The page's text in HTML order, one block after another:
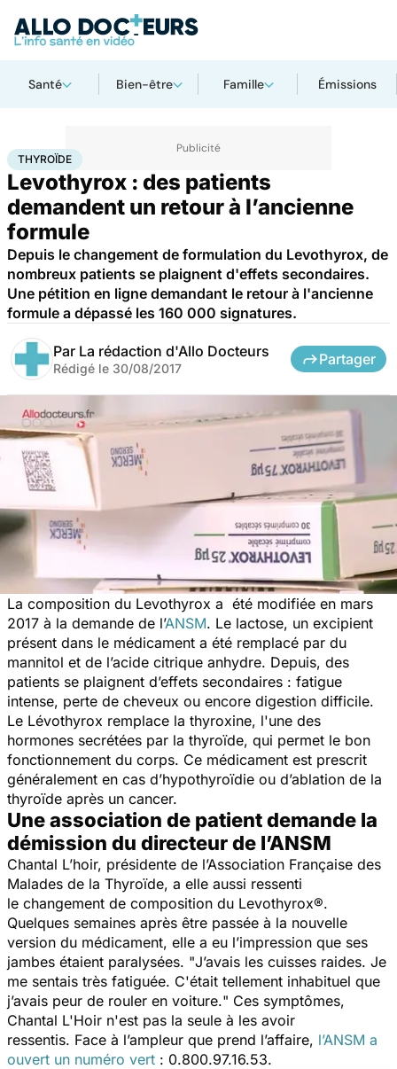
Santé Bien-être Famille Émissions
AccueilSantéMédicaments Thyroïde
THYROÏDE
Levothyrox : des patients
demandent un retour à l’ancienne
formule
Depuis le changement de formulation du Levothyrox, de
nombreux patients se plaignent d'effets secondaires.
Une pétition en ligne demandant le retour à l'ancienne
formule a dépassé les 160 000 signatures.
Par La rédaction d'Allo Docteurs
Rédigé le 30/08/2017
Partager
La composition du Levothyrox a été modifiée en mars
2017 à la demande de l’ANSM. Le lactose, un excipient
présent dans le médicament a été remplacé par du
mannitol et de l’acide citrique anhydre. Depuis, des
patients se plaignent d’effets secondaires : fatigue
intense, perte de cheveux ou encore digestion difficile.
Le Lévothyrox remplace la thyroxine, l'une des
hormones secrétées par la thyroïde, qui permet le bon
fonctionnement du corps. Ce médicament est prescrit
généralement en cas d’hypothyroïdie ou d’ablation de la
thyroïde après un cancer.
Une association de patient demande la
démission du directeur de l’ANSM
Chantal L’hoir, présidente de l’Association Française des
Malades de la Thyroïde, a elle aussi ressenti
le changement de composition du Levothyrox®.
Quelques semaines après être passée à la nouvelle
version du médicament, elle a eu l’impression que ses
jambes étaient paralysées. "J’avais les cuisses raides. Je
me sentais très fatiguée. C'était tellement inhabituel que
j’avais peur de rouler en voiture." Ces symptômes,
Chantal L'Hoir n'est pas la seule à les avoir
ressentis. Face à l’ampleur que prend l’affaire, l’ANSM a
ouvert un numéro vert : 0.800.97.16.53.